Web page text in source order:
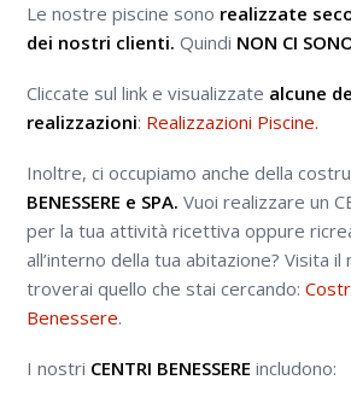
Le nostre piscine sono realizzate
dei nostri clienti. Quindi NON CI
Cliccate sul link e visualizzate alcune
realizzazioni: Realizzazioni Piscine.
Inoltre, ci occupiamo anche della
BENESSERE e SPA. Vuoi realizzare un
per la tua attività ricettiva oppure
all’interno della tua abitazione? Visita
troverai quello che stai cercando:
Benessere.
I nostri CENTRI BENESSEREincludono: